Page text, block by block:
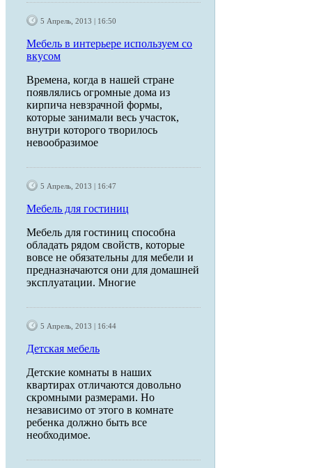
5 Апрель, 2013 | 16:50
Мебель в интерьере используем со
вкусом
Времена, когда в нашей стране
появлялись огромные дома из
кирпича невзрачной формы,
которые занимали весь участок,
внутри которого творилось
невообразимое
5 Апрель, 2013 | 16:47
Мебель для гостиниц
Мебель для гостиниц способна
обладать рядом свойств, которые
вовсе не обязательны для мебели и
предназначаются они для домашней
эксплуатации. Многие
5 Апрель, 2013 | 16:44
Детская мебель
Детские комнаты в наших
квартирах отличаются довольно
скромными размерами. Но
независимо от этого в комнате
ребенка должно быть все
необходимое.